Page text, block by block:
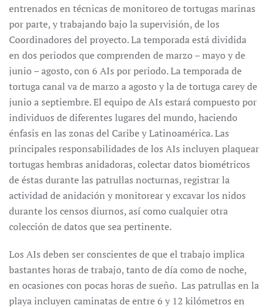
entrenados en técnicas de monitoreo de tortugas marinas
por parte, y trabajando bajo la supervisión, de los
Coordinadores del proyecto. La temporada está dividida
en dos periodos que comprenden de marzo – mayo y de
junio – agosto, con 6 AIs por periodo. La temporada de
tortuga canal va de marzo a agosto y la de tortuga carey de
junio a septiembre. El equipo de AIs estará compuesto por
individuos de diferentes lugares del mundo, haciendo
énfasis en las zonas del Caribe y Latinoamérica. Las
principales responsabilidades de los AIs incluyen plaquear
tortugas hembras anidadoras, colectar datos biométricos
de éstas durante las patrullas nocturnas, registrar la
actividad de anidación y monitorear y excavar los nidos
durante los censos diurnos, así como cualquier otra
colección de datos que sea pertinente.
Los AIs deben ser conscientes de que el trabajo implica
bastantes horas de trabajo, tanto de día como de noche,
en ocasiones con pocas horas de sueño. Las patrullas en la
playa incluyen caminatas de entre 6 y 12 kilómetros en